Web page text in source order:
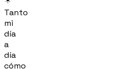
Tanto
mi
día
a
día
cómo